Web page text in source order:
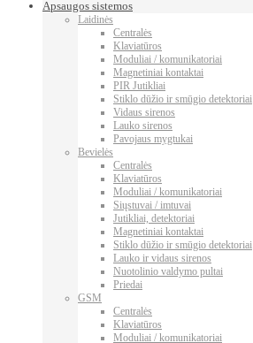
Apsaugos sistemos
Laidinės
Centralės
Klaviatūros
Moduliai / komunikatoriai
Magnetiniai kontaktai
PIR Jutikliai
Stiklo dūžio ir smūgio detektoriai
Vidaus sirenos
Lauko sirenos
Pavojaus mygtukai
Bevielės
Centralės
Klaviatūros
Moduliai / komunikatoriai
Siųstuvai / imtuvai
Jutikliai, detektoriai
Magnetiniai kontaktai
Stiklo dūžio ir smūgio detektoriai
Lauko ir vidaus sirenos
Nuotolinio valdymo pultai
Priedai
GSM
Centralės
Klaviatūros
Moduliai / komunikatoriai